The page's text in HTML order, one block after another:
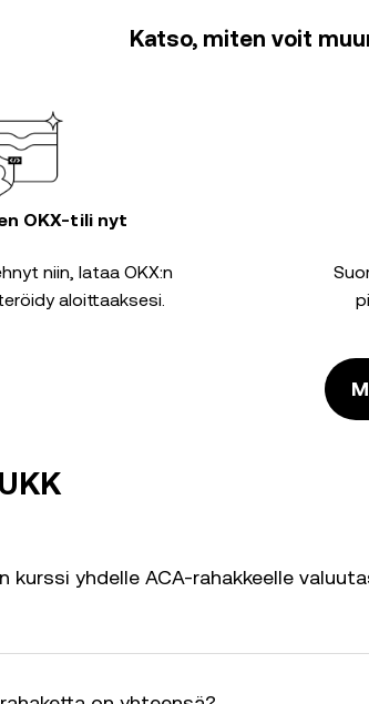
Katso, miten voit
OKX-tili nyt
niin, lataa OKX:n
aloittaaksesi.
kurssi yhdelle ACA-rahakkeelle